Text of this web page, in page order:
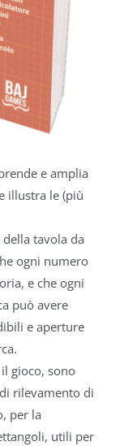
e amplia
illustra le (più
tavola da
ogni numero
e che ogni
può avere
e aperture
gioco, sono
rilevamento di
per la
utili per